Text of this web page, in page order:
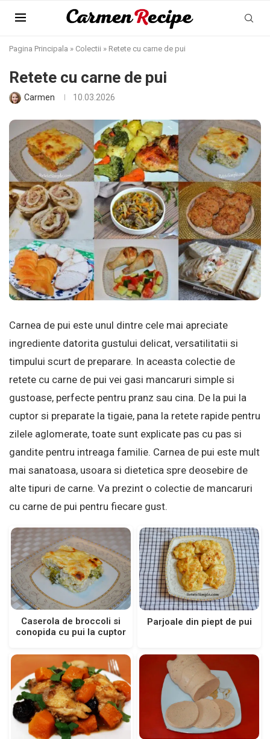
Pagina Principala » Colectii » Retete cu carne de pui
Retete cu carne de pui
Carmen 10.03.2026
Carnea de pui este unul dintre cele mai apreciate
ingrediente datorita gustului delicat, versatilitatii si
timpului scurt de preparare. In aceasta colectie de
retete cu carne de pui vei gasi mancaruri simple si
gustoase, perfecte pentru pranz sau cina. De la pui la
cuptor si preparate la tigaie, pana la retete rapide pentru
zilele aglomerate, toate sunt explicate pas cu pas si
gandite pentru intreaga familie. Carnea de pui este mult
mai sanatoasa, usoara si dietetica spre deosebire de
alte tipuri de carne. Va prezint o colectie de mancaruri
cu carne de pui pentru fiecare gust.
Caserola de broccoli si
conopida cu pui la cuptor
Parjoale din piept de pui